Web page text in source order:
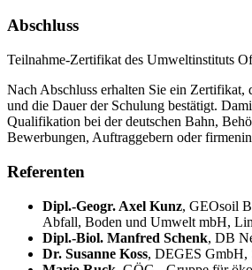
Abschluss
Teilnahme-Zertifikat des Umweltinstituts
Nach Abschluss erhalten Sie ein Zertifikat,
und die Dauer der Schulung bestätigt.
Qualifikation bei der deutschen Bahn,
Bewerbungen, Auftraggebern oder
Referenten
Dipl.-Geogr. Axel Kunz, GEOsoil
Abfall, Boden und Umwelt mbH,
Dipl.-Biol. Manfred Schenk, DB
Dr. Susanne Koss, DEGES GmbH,